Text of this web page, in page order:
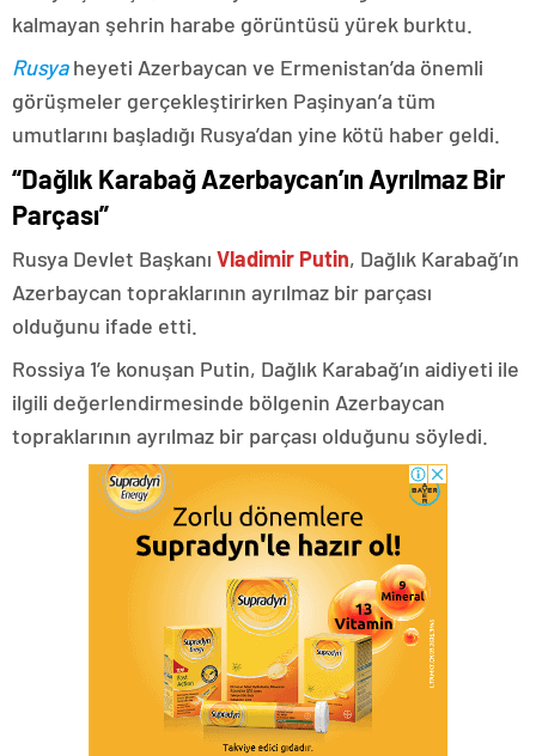
kalmayan şehrin harabe görüntüsü yürek burktu.
Rusyaheyeti Azerbaycan ve Ermenistan’da önemli
görüşmeler gerçekleştirirken Paşinyan’a tüm
umutlarını başladığı Rusya’dan yine kötü haber geldi.
“Dağlık Karabağ Azerbaycan’ın Ayrılmaz Bir
Parçası”
Rusya Devlet Başkanı Vladimir Putin, Dağlık Karabağ’ın
Azerbaycan topraklarının ayrılmaz bir parçası
olduğunu ifade etti.
Rossiya 1’e konuşan Putin, Dağlık Karabağ’ın aidiyeti ile
ilgili değerlendirmesinde bölgenin Azerbaycan
topraklarının ayrılmaz bir parçası olduğunu söyledi.